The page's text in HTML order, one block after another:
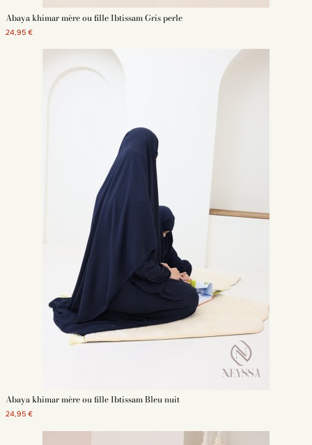
Abaya khimar mère ou fille Ibtissam Gris perle
24,95 €
Abaya khimar mère ou fille Ibtissam Bleu nuit
24,95 €